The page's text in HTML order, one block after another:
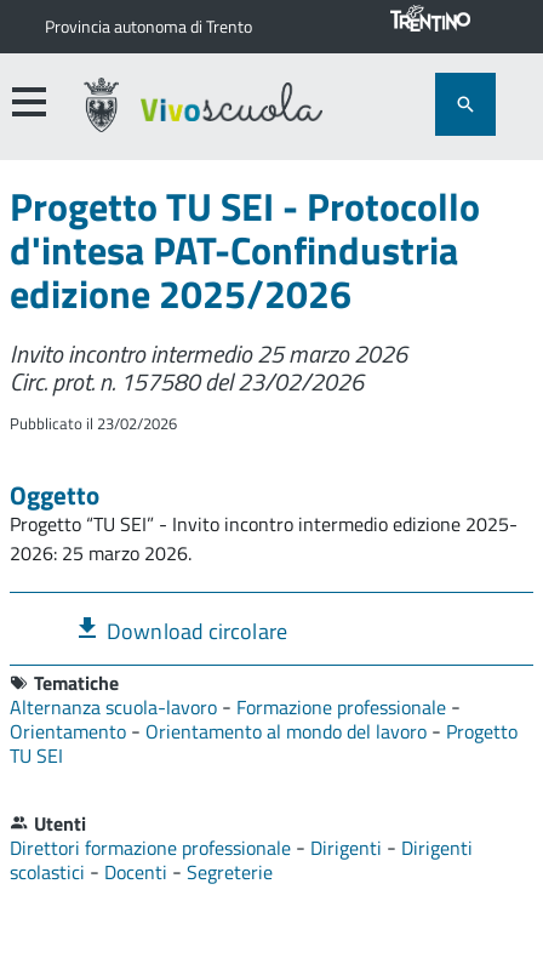
Provincia autonoma di Trento
Progetto TU SEI - Protocollo
d'intesa PAT-Confindustria
edizione 2025/2026
Invito incontro intermedio 25 marzo 2026
Circ. prot. n. 157580 del 23/02/2026
Pubblicato il 23/02/2026
Oggetto
Progetto “TU SEI” - Invito incontro intermedio edizione 2025-
2026: 25 marzo 2026.
Download circolare
Tematiche
Alternanza scuola-lavoro - Formazione professionale -
Orientamento - Orientamento al mondo del lavoro - Progetto
TU SEI
Utenti
Direttori formazione professionale - Dirigenti - Dirigenti
scolastici - Docenti - Segreterie